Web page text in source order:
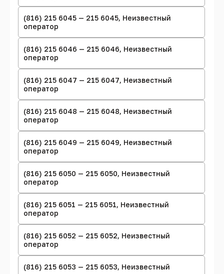
(816) 215 6045 — 215 6045, Неизвестный
оператор
(816) 215 6046 — 215 6046, Неизвестный
оператор
(816) 215 6047 — 215 6047, Неизвестный
оператор
(816) 215 6048 — 215 6048, Неизвестный
оператор
(816) 215 6049 — 215 6049, Неизвестный
оператор
(816) 215 6050 — 215 6050, Неизвестный
оператор
(816) 215 6051 — 215 6051, Неизвестный
оператор
(816) 215 6052 — 215 6052, Неизвестный
оператор
(816) 215 6053 — 215 6053, Неизвестный